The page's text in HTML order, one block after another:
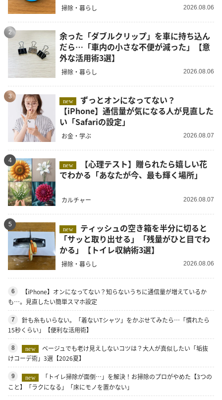
掃除・暮らし 2026.08.06
2
余った「ダブルクリップ」を車に持ち込ん
だら…「車内の小さな不便が減った」【意
外な活用術3選】
掃除・暮らし 2026.08.06
3
new
【iPhone】通信量が気になる人が見直した
い「Safariの設定」
お金・学ぶ 2026.08.07
4
new
でわかる「あなたが今、最も輝く場所」
カルチャー 2026.08.07
5
new
「サッと取り出せる」「残量がひと目でわ
かる」【トイレ収納術3選】
掃除・暮らし 2026.08.06
6
【iPhone】オンになってない？知らないうちに通信量が増えているか
も…。見直したい簡単スマホ設定
7
針も糸もいらない。「着ないTシャツ」をかぶせてみたら…「慣れたら
15秒くらい」【便利な活用術】
8 new
ベージュでも老け見えしないコツは？大人が真似したい「垢抜
けコーデ術」3選【2026夏】
9 new
「トイレ掃除が面倒…」を解決！お掃除のプロがやめた【3つの
こと】「ラクになる」「床にモノを置かない」